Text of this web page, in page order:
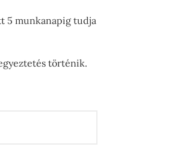
5 munkanapig tudja
történik.